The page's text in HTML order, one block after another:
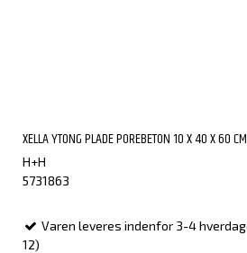
XELLA YTONG PLADE POREBETON 10 X 40 X 60 CM
H+H
5731863
Varen leveres indenfor 3-4
12)